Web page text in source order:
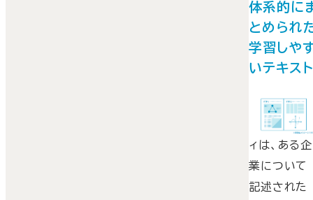
体系的に
とめられ
学習しや
いテキス
MBA教育
ケーススタ
ィは、ある企
業について
記述された